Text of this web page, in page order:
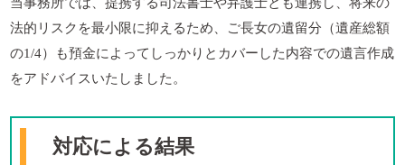
法的リスクを最小限に抑えるため、ご長女の遺留分（遺産総額
の1/4）も預金によってしっかりとカバーした内容での遺言作成
をアドバイスいたしました。
対応による結果